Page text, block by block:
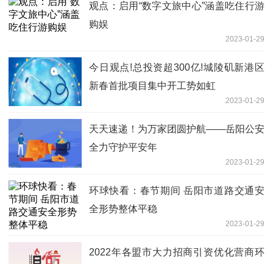
观点：启用“数字文旅中心”涵盖吃住行游
购娱
2023-01-29
今日观点!总投资超300亿!城陵矶新港区
新春首批项目集中开工势如虹
2023-01-29
天天速递！为万家团圆护航——岳阳公安
全力守护平安年
2023-01-29
环球快看：春节期间 岳阳市道路交通安
全形势整体平稳
2023-01-29
2022年各盟市大力招商引资优化营商环